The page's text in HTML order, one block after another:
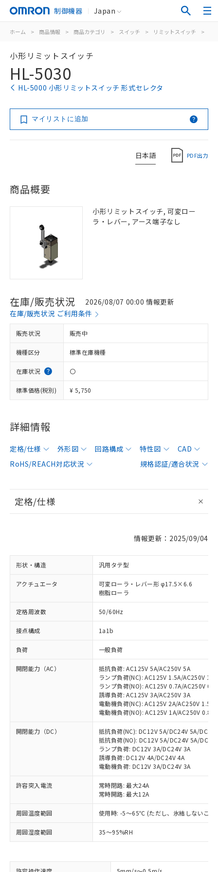
制御機器 Japan
ホーム > 商品情報 > 商品カテゴリ > スイッチ > リミットスイッチ >
小形リミットスイッチ
HL-5030
HL-5000 小形リミットスイッチ 形式セレクタ
マイリストに追加
日本語 PDF出力
商品概要
小形リミットスイッチ, 可変ロー
ラ・レバー, アース端子なし
在庫/販売状況
2026/08/07 00:00 情報更新
在庫/販売状況 ご利用条件
販売状況 販売中
機種区分 標準在庫機種
在庫状況 〇
標準価格(税別) ¥ 5,750
詳細情報
定格/仕様 外形図 回路構成 特性図
CAD
RoHS/REACH対応状況
規格認証/適合状況
定格/仕様
情報更新：2025/09/04
形状・構造 汎用タテ型
アクチュエータ
可変ローラ・レバー形 φ17.5×6.6
樹脂ローラ
定格周波数 50/60Hz
接点構成 1a1b
負荷 一般負荷
開閉能力（AC）
抵抗負荷: AC125V 5A/AC250V 5A
ランプ負荷(NC): AC125V 1.5A/AC250V 1A
ランプ負荷(NO): AC125V 0.7A/AC250V
誘導負荷: AC125V 3A/AC250V 3A
電動機負荷(NC): AC125V 2A/AC250V 1.5A
電動機負荷(NO): AC125V 1A/AC250V 0.8A
開閉能力（DC）
抵抗負荷(NC): DC12V 5A/DC24V 5A/
抵抗負荷(NO): DC12V 5A/DC24V 5A/
ランプ負荷: DC12V 3A/DC24V 3A
誘導負荷: DC12V 4A/DC24V 4A
電動機負荷: DC12V 3A/DC24V 3A
許容突入電流
常時閉路: 最大24A
常時開路: 最大12A
周囲温度範囲 使用時: -5～65℃ (ただし、氷結しないこと
周囲湿度範囲 35～95%RH
す。